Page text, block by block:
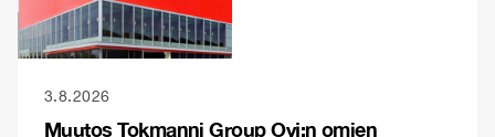
3.8.2026
Muutos Tokmanni Group Oyj:n omien